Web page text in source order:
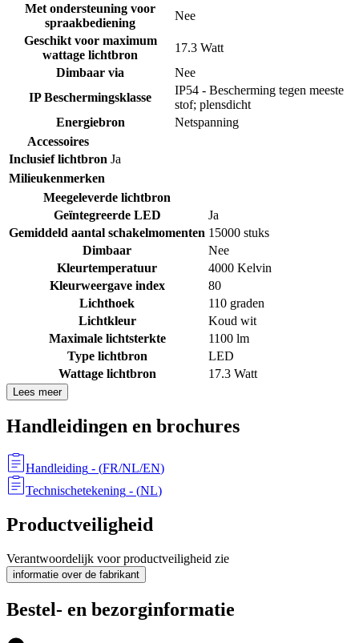
Met ondersteuning voor
spraakbediening
Nee
Geschikt voor maximum
wattage lichtbron
17.3 Watt
Dimbaar via
Nee
IP Beschermingsklasse
IP54 - Bescherming tegen meeste
stof; plensdicht
Energiebron
Netspanning
Accessoires
Inclusief lichtbron Ja
Milieukenmerken
Meegeleverde lichtbron
Geïntegreerde LED
Ja
Gemiddeld aantal schakelmomenten 15000 stuks
Dimbaar
Nee
Kleurtemperatuur
4000 Kelvin
Kleurweergave index
80
Lichthoek
110 graden
Lichtkleur
Koud wit
Maximale lichtsterkte
1100 lm
Type lichtbron
LED
Wattage lichtbron
17.3 Watt
Lees meer
Handleidingen en brochures
Handleiding - (FR/NL/EN)
Technischetekening - (NL)
Productveiligheid
Verantwoordelijk voor productveiligheid zie
informatie over de fabrikant
Bestel- en bezorginformatie